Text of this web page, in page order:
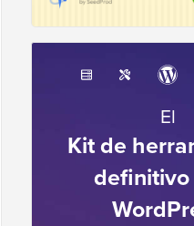
El
Kit de
definitivo